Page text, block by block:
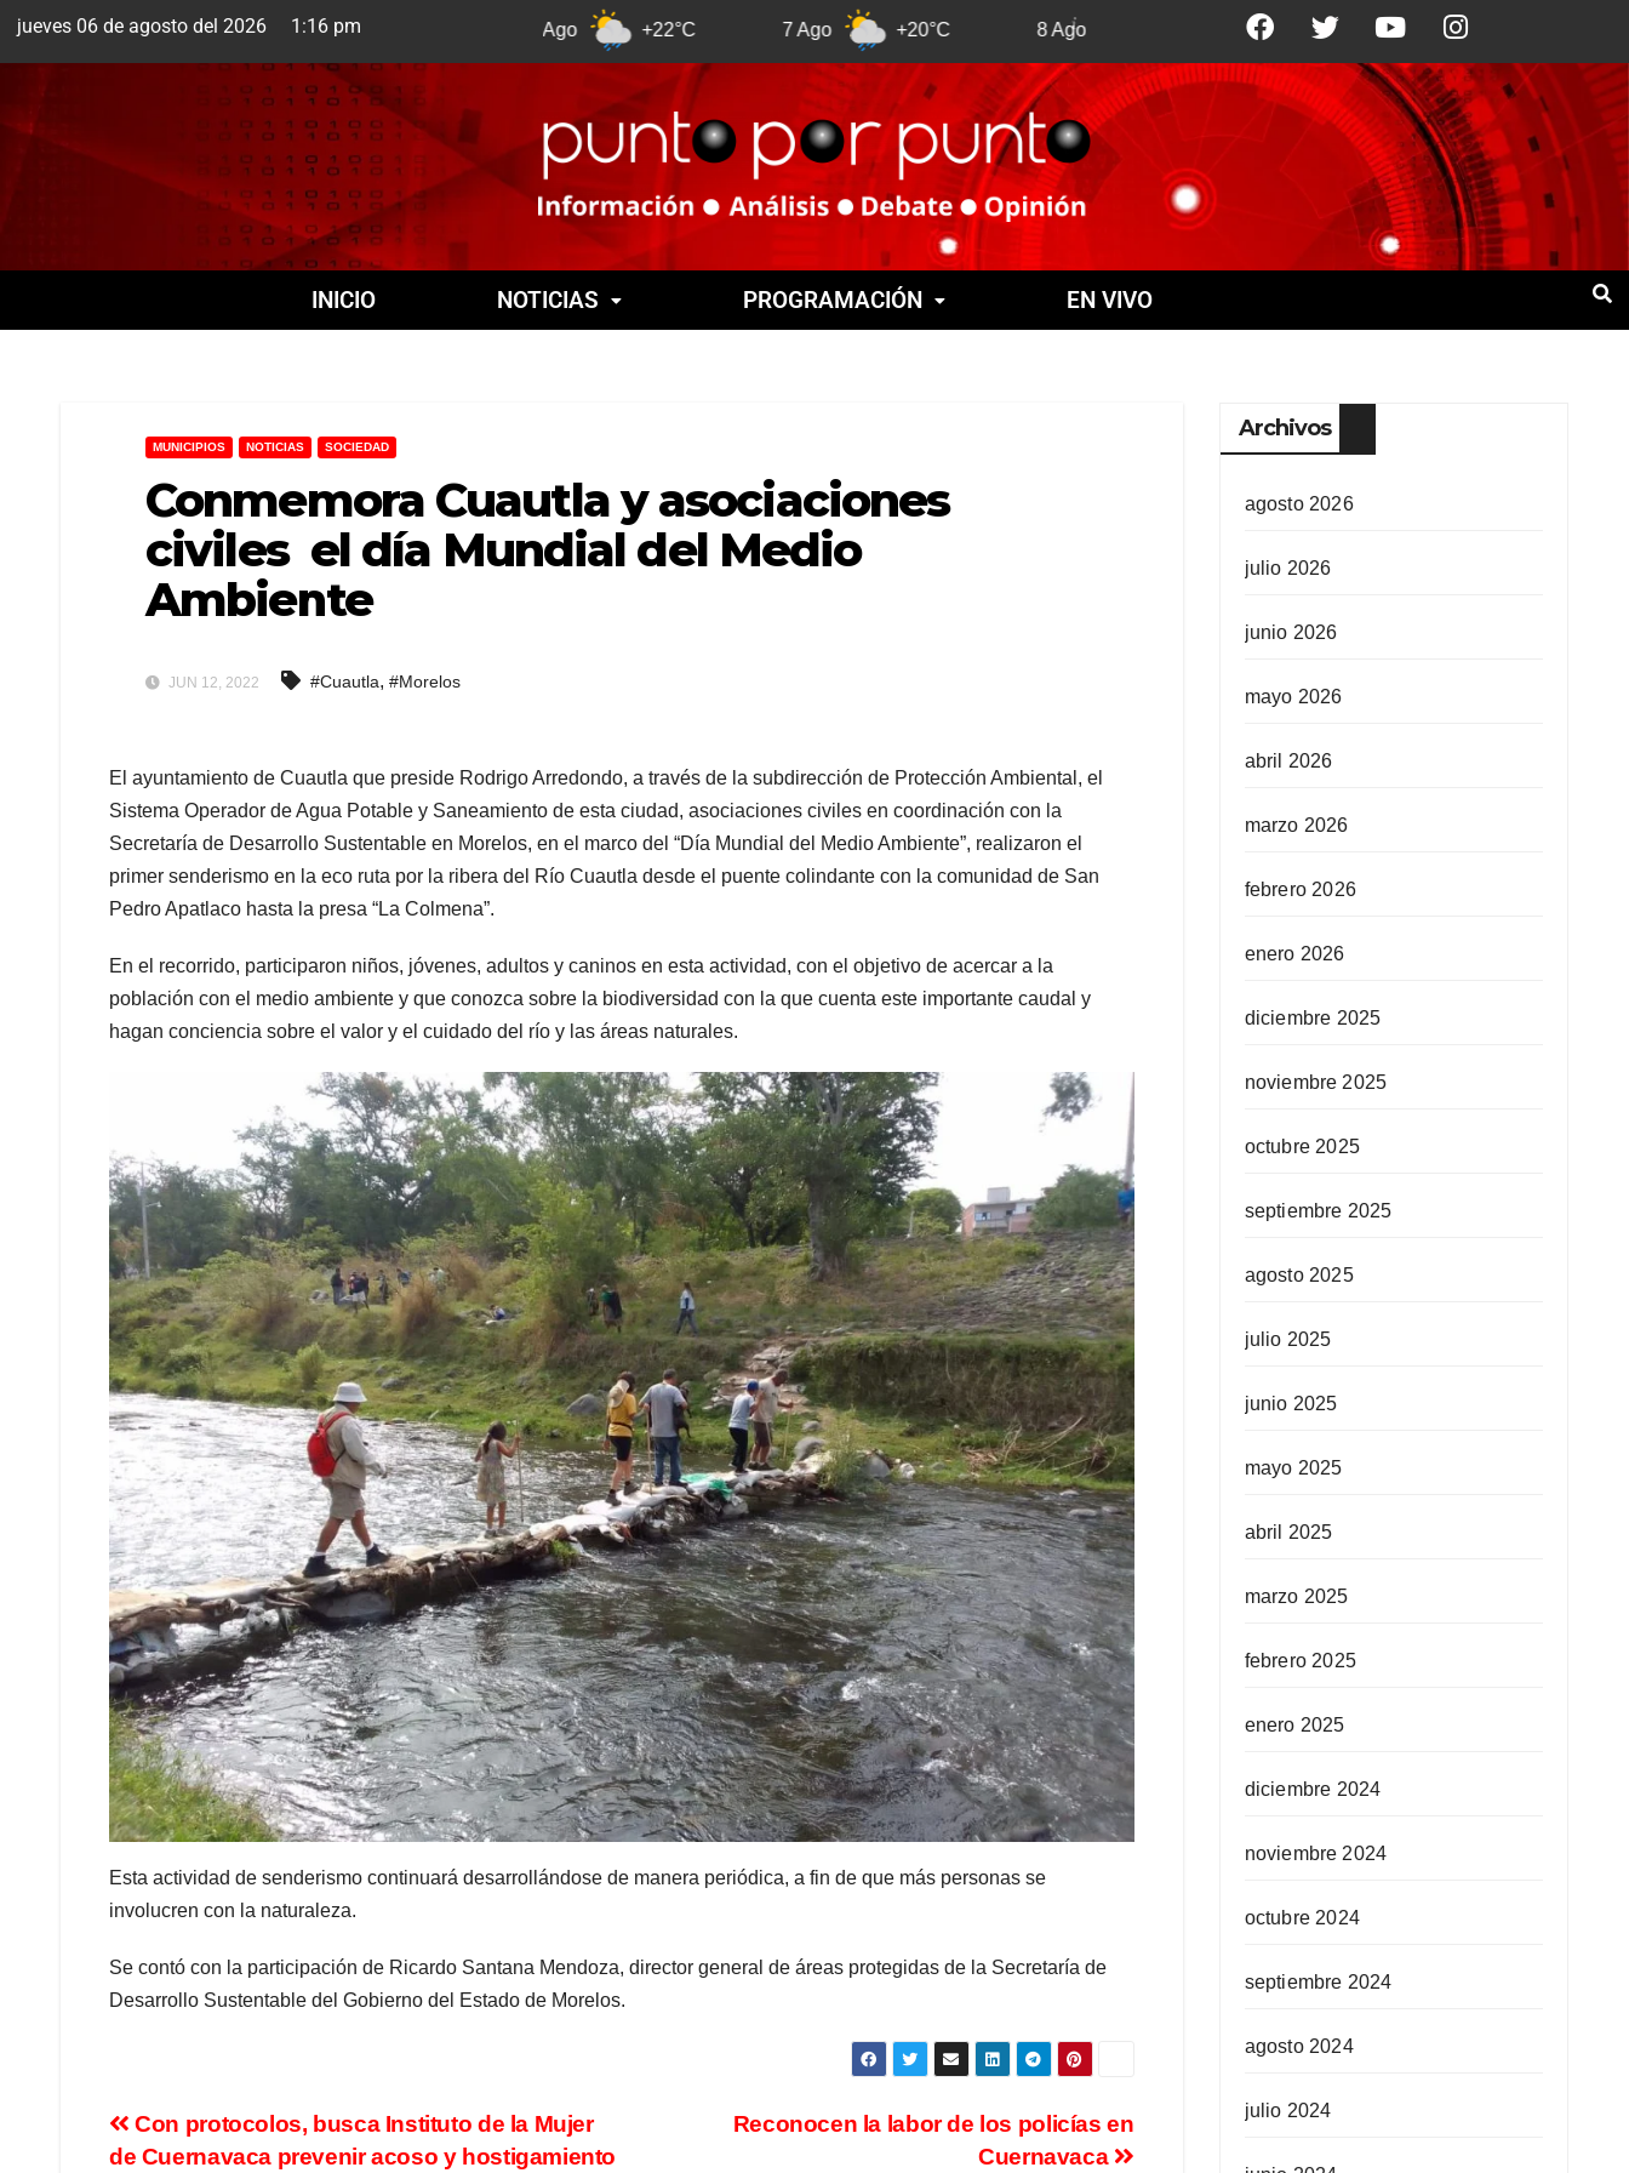
jueves 06 de agosto del 2026 1:16 pm
Cuernavaca +22°C 7 Ago +20°C 8 Ago +21°C +22°C 10 Ago
INICIO NOTICIAS PROGRAMACIÓN EN VIVO
MUNICIPIOS NOTICIAS SOCIEDAD
Conmemora Cuautla y asociaciones
civiles el día Mundial del Medio
Ambiente
JUN 12, 2022 #Cuautla, #Morelos
El ayuntamiento de Cuautla que preside Rodrigo Arredondo, a través de la subdirección de Protección Ambiental, el
Sistema Operador de Agua Potable y Saneamiento de esta ciudad, asociaciones civiles en coordinación con la
Secretaría de Desarrollo Sustentable en Morelos, en el marco del “Día Mundial del Medio Ambiente”, realizaron el
primer senderismo en la eco ruta por la ribera del Río Cuautla desde el puente colindante con la comunidad de San
Pedro Apatlaco hasta la presa “La Colmena”.
En el recorrido, participaron niños, jóvenes, adultos y caninos en esta actividad, con el objetivo de acercar a la
población con el medio ambiente y que conozca sobre la biodiversidad con la que cuenta este importante caudal y
hagan conciencia sobre el valor y el cuidado del río y las áreas naturales.
Esta actividad de senderismo continuará desarrollándose de manera periódica, a fin de que más personas se
involucren con la naturaleza.
Se contó con la participación de Ricardo Santana Mendoza, director general de áreas protegidas de la Secretaría de
Desarrollo Sustentable del Gobierno del Estado de Morelos.
Reconocen la labor de los policías en
Cuernavaca
Con protocolos, busca Instituto de la Mujer
de Cuernavaca prevenir acoso y hostigamiento
Archivos
agosto 2026
julio 2026
junio 2026
mayo 2026
abril 2026
marzo 2026
febrero 2026
enero 2026
diciembre 2025
noviembre 2025
octubre 2025
septiembre 2025
agosto 2025
julio 2025
junio 2025
mayo 2025
abril 2025
marzo 2025
febrero 2025
enero 2025
diciembre 2024
noviembre 2024
octubre 2024
septiembre 2024
agosto 2024
julio 2024